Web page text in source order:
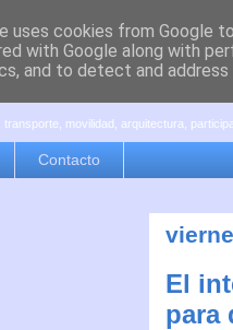
movilidad, arquitectura,
Contacto
El
para
uses cookies from Google
with Google along with
and to detect and address